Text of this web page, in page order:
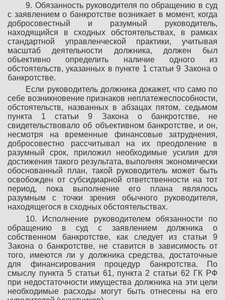
9. Обязанность руководителя по обращению в суд
с заявлением о банкротстве возникает в момент, когда
добросовестный и разумный руководитель,
находящийся в сходных обстоятельствах, в рамках
стандартной управленческой практики, учитывая
масштаб деятельности должника, должен был
объективно определить наличие одного из
обстоятельств, указанных в пункте 1 статьи 9 Закона о
банкротстве.
Если руководитель должника докажет, что само по
себе возникновение признаков неплатежеспособности,
обстоятельств, названных в абзацах пятом, седьмом
пункта 1 статьи 9 Закона о банкротстве, не
свидетельствовало об объективном банкротстве, и он,
несмотря на временные финансовые затруднения,
добросовестно рассчитывал на их преодоление в
разумный срок, приложил необходимые усилия для
достижения такого результата, выполняя экономически
обоснованный план, такой руководитель может быть
освобожден от субсидиарной ответственности на тот
период, пока выполнение его плана являлось
разумным с точки зрения обычного руководителя,
находящегося в сходных обстоятельствах.
10. Исполнение руководителем обязанности по
обращению в суд с заявлением должника о
собственном банкротстве, как следует из статьи 9
Закона о банкротстве, не ставится в зависимость от
того, имеются ли у должника средства, достаточные
для финансирования процедур банкротства. По
смыслу пункта 5 статьи 61, пункта 2 статьи 62 ГК РФ
при недостаточности имущества должника на эти цели
необходимые расходы могут быть отнесены на его